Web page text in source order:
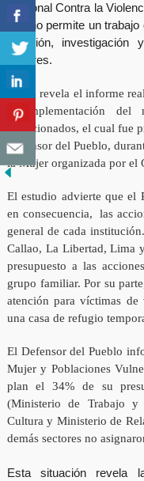
Nacional Contra la
que no permite un
atención,
mujeres.
Así lo revela el informe
la implementación del
seleccionados, el cual fue
Defensor del Pueblo,
la Mujer organizada por el
El estudio advierte que el
en consecuencia, las
general de cada
Callao, La Libertad, Lima
presupuesto a las
grupo familiar. Por su
atención para víctimas
una casa de refugio
El Defensor del Pueblo
Mujer y Poblaciones
plan el 34% de su
(Ministerio de Trabajo y
Cultura y Ministerio de
demás sectores no
Esta situación revela